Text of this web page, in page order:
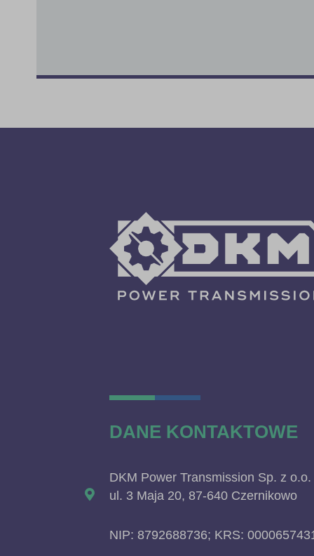
DANE KONTAKTOWE
DKM Power Transmission Sp. z o.o.
ul. 3 Maja 20, 87-640 Czernikowo
NIP: 8792688736; KRS: